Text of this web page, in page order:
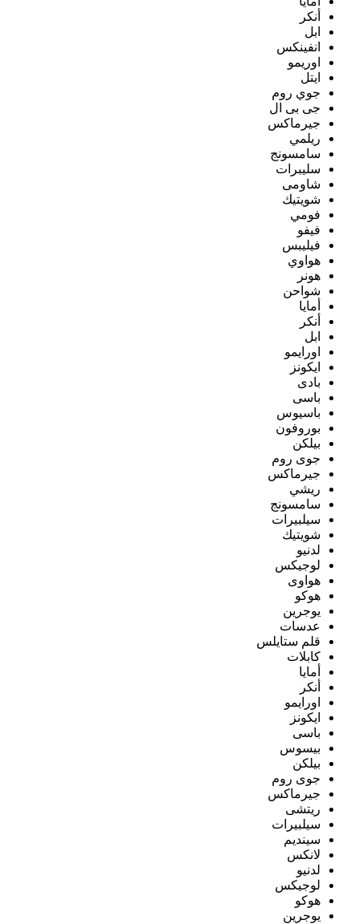
أنكر
ابل
انفينكس
اوريمو
ايتل
جوي روم
جى بى ال
جيرماكس
ريلمي
سامسونج
سليبرات
شاومى
شويتيك
فومي
فيفو
فيليبس
هواوي
هونر
شواحن
أمايا
أنكر
ابل
اورايمو
ايكونز
بادى
باسى
باسيوس
بوروفون
بيلكن
جوى روم
جيرماكس
ريشي
سامسونج
سيلبيرات
شويتيك
لدنيو
لوجيكس
هواوى
هوكو
يوجرين
عدسات
قلم ستايلس
كابلات
أمايا
أنكر
اورايمو
ايكونز
باسى
بيسوس
بيلكن
جوى روم
جيرماكس
ريتشى
سيلبيرات
سينديم
لانكس
لدنيو
لوجيكس
هوكو
يوجرين